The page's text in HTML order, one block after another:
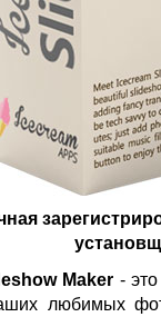
Maker -
любимых